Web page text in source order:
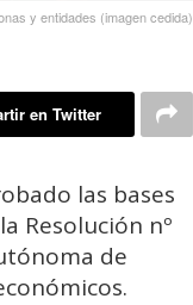
y entidades (imagen cedida)
en Twitter
las bases
Resolución nº
de